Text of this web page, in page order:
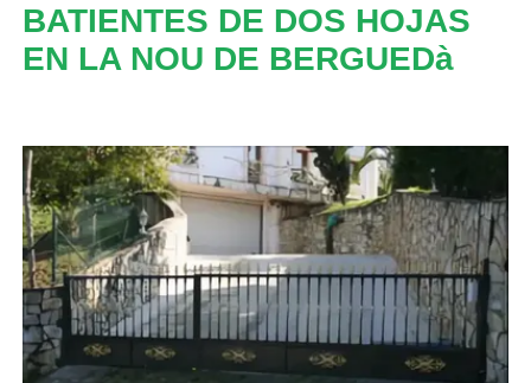
BATIENTES DE DOS HOJAS
EN LA NOU DE BERGUEDà